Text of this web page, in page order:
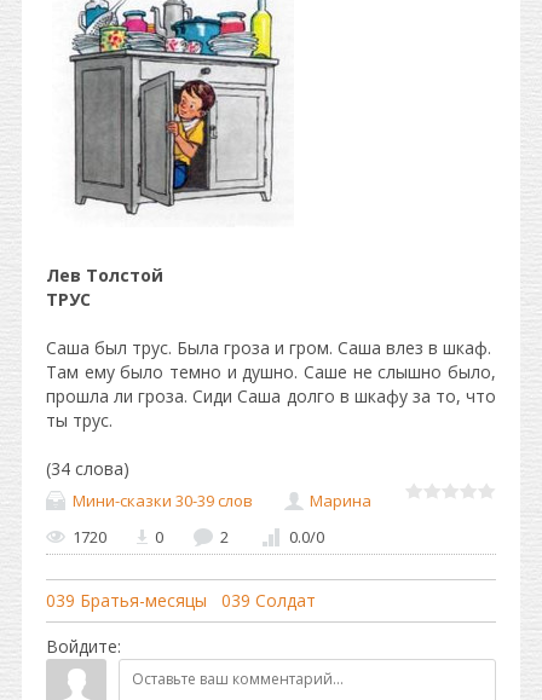
Лев Толстой
ТРУС
Саша был трус. Была гроза и гром. Саша влез в шкаф.
Там ему было темно и душно. Саше не слышно было,
прошла ли гроза. Сиди Саша долго в шкафу за то, что
ты трус.
(34 слова)
Мини-сказки 30-39 слов
Марина
1720
0 2 0.0/0
039 Братья-месяцы
039 Солдат
Войдите: